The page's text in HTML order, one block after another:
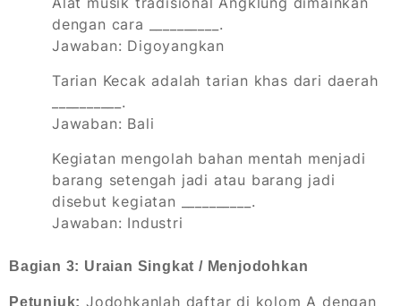
dengan cara __________.
Jawaban: Digoyangkan
Tarian Kecak adalah tarian khas dari daerah
__________.
Jawaban: Bali
Kegiatan mengolah bahan mentah menjadi
barang setengah jadi atau barang jadi
disebut kegiatan __________.
Jawaban: Industri
Bagian 3: Uraian Singkat / Menjodohkan
Petunjuk: Jodohkanlah daftar di kolom A dengan